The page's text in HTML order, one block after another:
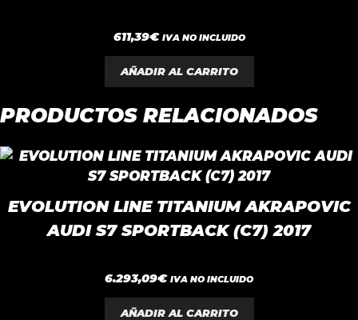
0
d
e
5
611,39€ IVA NO INCLUIDO
AÑADIR AL CARRITO
PRODUCTOS RELACIONADOS
EVOLUTION LINE TITANIUM AKRAPOVIC
AUDI S7 SPORTBACK (C7) 2017
0
d
e
5
6.293,09€ IVA NO INCLUIDO
AÑADIR AL CARRITO